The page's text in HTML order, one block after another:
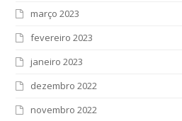
março 2023
fevereiro 2023
janeiro 2023
dezembro 2022
novembro 2022